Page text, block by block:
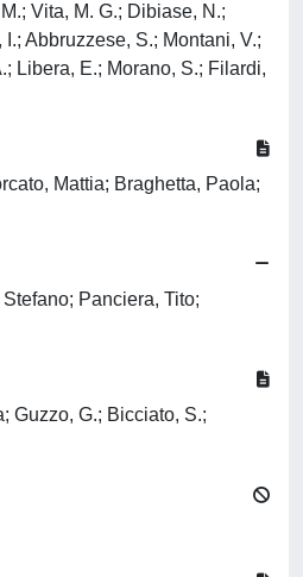
Vita, M. G.; Dibiase, N.;
Abbruzzese, S.; Montani, V.;
Libera, E.; Morano, S.; Filardi,
Mattia; Braghetta, Paola;
Panciera, Tito;
Guzzo, G.; Bicciato, S.;